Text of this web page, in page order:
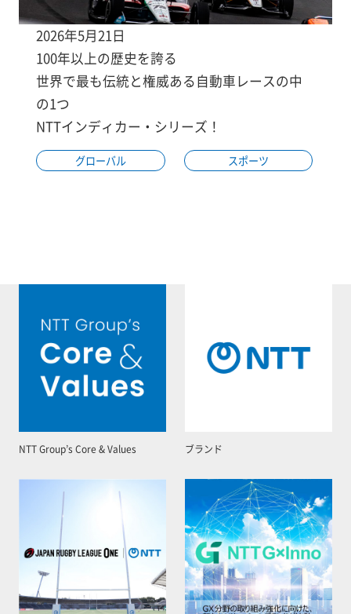
2026年5月21日
100年以上の歴史を誇る
世界で最も伝統と権威ある自動車レースの中
の1つ
NTTインディカー・シリーズ！
グローバル スポーツ
NTT Group’s Core & Values ブランド